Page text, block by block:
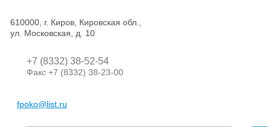
610000, г. Киров, Кировская обл.,
ул. Московская, д. 10
+7 (8332) 38-52-54
Факс +7 (8332) 38-23-00
fpoko@list.ru